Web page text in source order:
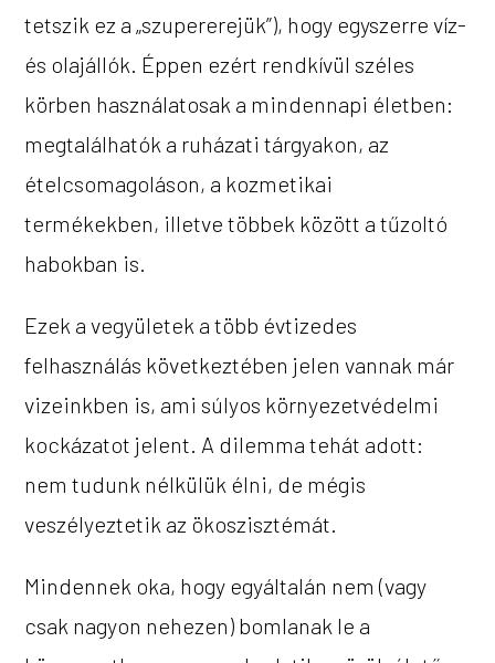
tetszik ez a „szupererejük”), hogy egyszerre víz-
és olajállók. Éppen ezért rendkívül széles
körben használatosak a mindennapi életben:
megtalálhatók a ruházati tárgyakon, az
ételcsomagoláson, a kozmetikai
termékekben, illetve többek között a tűzoltó
habokban is.
Ezek a vegyületek a több évtizedes
felhasználás következtében jelen vannak már
vizeinkben is, ami súlyos környezetvédelmi
kockázatot jelent. A dilemma tehát adott:
nem tudunk nélkülük élni, de mégis
veszélyeztetik az ökoszisztémát.
Mindennek oka, hogy egyáltalán nem (vagy
csak nagyon nehezen) bomlanak le a